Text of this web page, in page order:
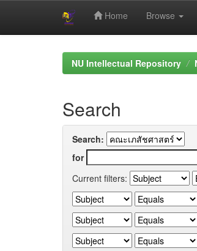
Home Browse
NU Intellectual Repository
Search
Search:
for
Current filters: